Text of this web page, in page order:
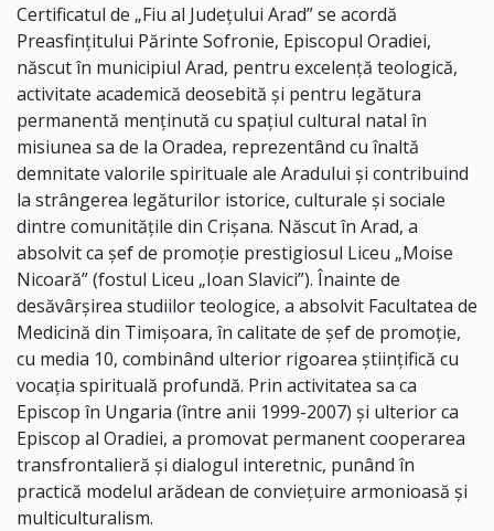
Certificatul de „Fiu al Județului Arad” se acordă
Preasfințitului Părinte Sofronie, Episcopul Oradiei,
născut în municipiul Arad, pentru excelență teologică,
activitate academică deosebită și pentru legătura
permanentă menținută cu spațiul cultural natal în
misiunea sa de la Oradea, reprezentând cu înaltă
demnitate valorile spirituale ale Aradului și contribuind
la strângerea legăturilor istorice, culturale și sociale
dintre comunitățile din Crișana. Născut în Arad, a
absolvit ca șef de promoție prestigiosul Liceu „Moise
Nicoară” (fostul Liceu „Ioan Slavici”). Înainte de
desăvârșirea studiilor teologice, a absolvit Facultatea de
Medicină din Timișoara, în calitate de șef de promoție,
cu media 10, combinând ulterior rigoarea științifică cu
vocația spirituală profundă. Prin activitatea sa ca
Episcop în Ungaria (între anii 1999-2007) și ulterior ca
Episcop al Oradiei, a promovat permanent cooperarea
transfrontalieră și dialogul interetnic, punând în
practică modelul arădean de conviețuire armonioasă și
multiculturalism.